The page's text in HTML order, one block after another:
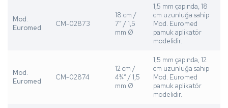
Mod.
Euromed
CM-02873
18 cm /
7” / 1,5
mm Ø
1,5 mm çapında, 18
cm uzunluğa sahip
Mod. Euromed
pamuk aplikatör
modelidir.
Mod.
Euromed
CM-02874
12 cm /
4¾” / 1,5
mm Ø
1,5 mm çapında, 12
cm uzunluğa sahip
Mod. Euromed
pamuk aplikatör
modelidir.